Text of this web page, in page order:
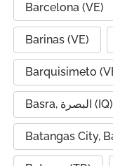
Barcelona (VE)
Barinas (VE)
Barquisimeto
Basra, البصرة (IQ)
Batangas City,